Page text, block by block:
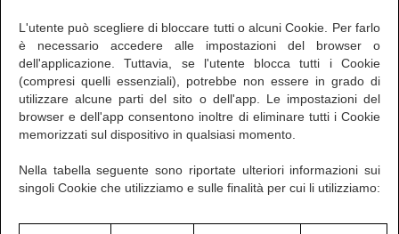
L'utente può scegliere di bloccare tutti o alcuni Cookie. Per farlo
è necessario accedere alle impostazioni del browser o
dell'applicazione. Tuttavia, se l'utente blocca tutti i Cookie
(compresi quelli essenziali), potrebbe non essere in grado di
utilizzare alcune parti del sito o dell'app. Le impostazioni del
browser e dell'app consentono inoltre di eliminare tutti i Cookie
memorizzati sul dispositivo in qualsiasi momento.
Nella tabella seguente sono riportate ulteriori informazioni sui
singoli Cookie che utilizziamo e sulle finalità per cui li utilizziamo: